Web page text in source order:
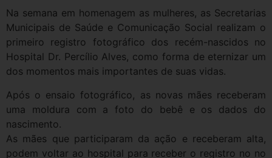
Na semana em homenagem as mulheres, as Secretarias
Municipais de Saúde e Comunicação Social realizam o
primeiro registro fotográfico dos recém-nascidos no
Hospital Dr. Percílio Alves, como forma de eternizar um
dos momentos mais importantes de suas vidas.
Após o ensaio fotográfico, as novas mães receberam
uma moldura com a foto do bebê e os dados do
nascimento.
As mães que participaram da ação e receberam alta,
podem voltar ao hospital para receber o registro no no